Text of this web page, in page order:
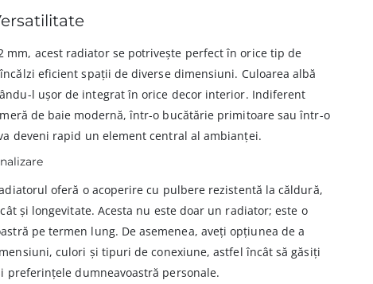
mm, acest radiator se potrivește perfect în orice tip de
eficient spații de diverse dimensiuni. Culoarea albă
l ușor de integrat în orice decor interior. Indiferent
de baie modernă, într-o bucătărie primitoare sau într-o
deveni rapid un element central al ambianței.
oferă o acoperire cu pulbere rezistentă la căldură,
și longevitate. Acesta nu este doar un radiator; este o
pe termen lung. De asemenea, aveți opțiunea de a
culori și tipuri de conexiune, astfel încât să găsiți
preferințele dumneavoastră personale.